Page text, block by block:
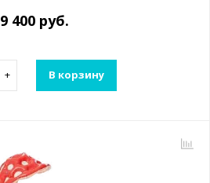
9 400 руб.
+ В корзину